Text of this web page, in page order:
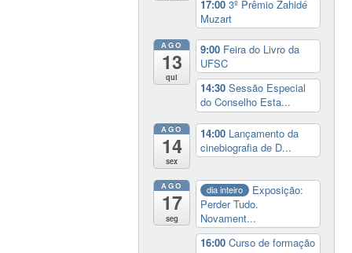
17:003º Prêmio Zahidé
Muzart
AGO
13
qui
9:00 Feira do Livro da
UFSC
14:30Sessão Especial
do Conselho Esta...
AGO
14
sex
14:00 Lançamento da
cinebiografia de D...
AGO
17
seg
dia inteiro
Exposição:
Perder Tudo.
Novament...
16:00Curso de formação